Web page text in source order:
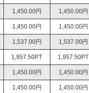
1,450.00円 1,450.00円
1,450.00円
1,450.00円
1,537.00円 1,537.00円
1,957.50PT 1,957.50PT
1,450.00円 1,450.00円
1,450.00円
1,450.00円